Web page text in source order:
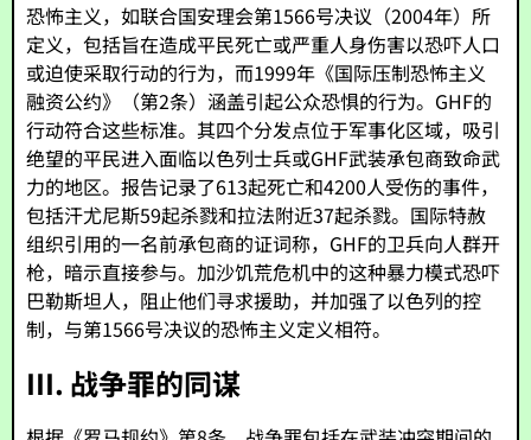
恐怖主义，如联合国安理会第1566号决议（2004年）所
定义，包括旨在造成平民死亡或严重人身伤害以恐吓人口
或迫使采取行动的行为，而1999年《国际压制恐怖主义
融资公约》（第2条）涵盖引起公众恐惧的行为。GHF的
行动符合这些标准。其四个分发点位于军事化区域，吸引
绝望的平民进入面临以色列士兵或GHF武装承包商致命武
力的地区。报告记录了613起死亡和4200人受伤的事件，
包括汗尤尼斯59起杀戮和拉法附近37起杀戮。国际特赦
组织引用的一名前承包商的证词称，GHF的卫兵向人群开
枪，暗示直接参与。加沙饥荒危机中的这种暴力模式恐吓
巴勒斯坦人，阻止他们寻求援助，并加强了以色列的控
制，与第1566号决议的恐怖主义定义相符。
III. 战争罪的同谋